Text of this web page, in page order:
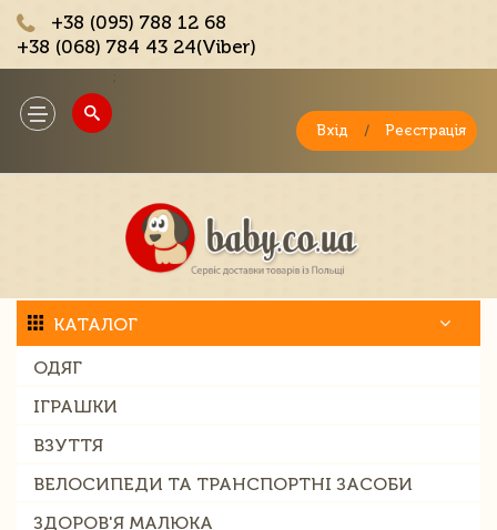
+38 (095) 788 12 68
+38 (068) 784 43 24(Viber)
Toggle
navigation
Вхід / Реєстрація
КАТАЛОГ
ОДЯГ
ІГРАШКИ
ВЗУТТЯ
ВЕЛОСИПЕДИ ТА ТРАНСПОРТНІ ЗАСОБИ
ЗДОРОВ'Я МАЛЮКА